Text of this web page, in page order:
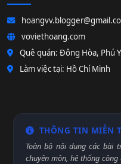
voviethoang.com
Quê quán: Đông Hòa, Phú
Làm việc tại: Hồ Chí Minh
THÔNG TIN MIỄN
Toàn bộ nội dung các bài
chuyên môn, hệ thống